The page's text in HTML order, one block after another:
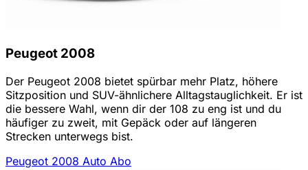
Peugeot 2008
Der Peugeot 2008 bietet spürbar mehr Platz, höhere
Sitzposition und SUV-ähnlichere Alltagstauglichkeit. Er ist
die bessere Wahl, wenn dir der 108 zu eng ist und du
häufiger zu zweit, mit Gepäck oder auf längeren
Strecken unterwegs bist.
Peugeot 2008 Auto Abo